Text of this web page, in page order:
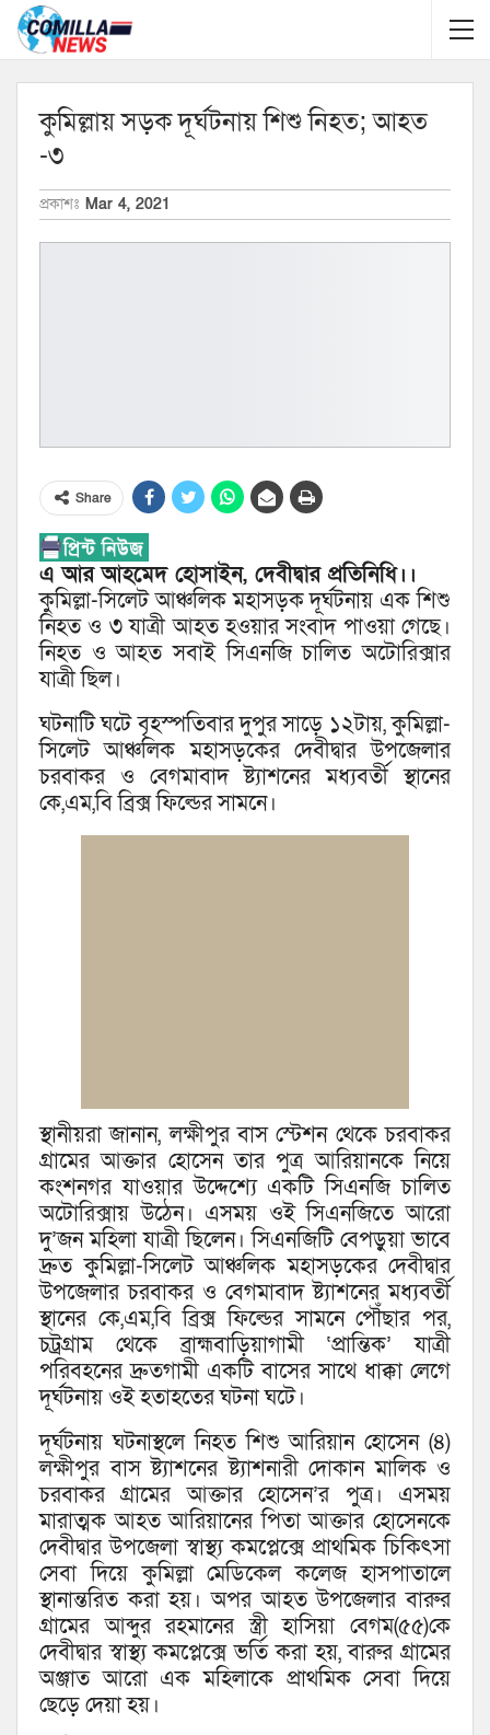
কুমিল্লায় সড়ক দূর্ঘটনায় শিশু নিহত; আহত
-৩
প্রকাশঃ Mar 4, 2021
Share
এ আর আহমেদ হোসাইন, দেবীদ্বার প্রতিনিধি।।
কুমিল্লা-সিলেট আঞ্চলিক মহাসড়ক দূর্ঘটনায় এক শিশু
নিহত ও ৩ যাত্রী আহত হওয়ার সংবাদ পাওয়া গেছে।
নিহত ও আহত সবাই সিএনজি চালিত অটোরিক্সার
যাত্রী ছিল।
ঘটনাটি ঘটে বৃহস্পতিবার দুপুর সাড়ে ১২টায়, কুমিল্লা-
সিলেট আঞ্চলিক মহাসড়কের দেবীদ্বার উপজেলার
চরবাকর ও বেগমাবাদ ষ্ট্যাশনের মধ্যবর্তী স্থানের
কে,এম,বি ব্রিক্স ফিল্ডের সামনে।
স্থানীয়রা জানান, লক্ষীপুর বাস স্টেশন থেকে চরবাকর
গ্রামের আক্তার হোসেন তার পুত্র আরিয়ানকে নিয়ে
কংশনগর যাওয়ার উদ্দেশ্যে একটি সিএনজি চালিত
অটোরিক্সায় উঠেন। এসময় ওই সিএনজিতে আরো
দু’জন মহিলা যাত্রী ছিলেন। সিএনজিটি বেপড়ুয়া ভাবে
দ্রুত কুমিল্লা-সিলেট আঞ্চলিক মহাসড়কের দেবীদ্বার
উপজেলার চরবাকর ও বেগমাবাদ ষ্ট্যাশনের মধ্যবর্তী
স্থানের কে,এম,বি ব্রিক্স ফিল্ডের সামনে পৌঁছার পর,
চট্রগ্রাম থেকে ব্রাহ্মবাড়িয়াগামী ‘প্রান্তিক’ যাত্রী
পরিবহনের দ্রুতগামী একটি বাসের সাথে ধাক্কা লেগে
দূর্ঘটনায় ওই হতাহতের ঘটনা ঘটে।
দূর্ঘটনায় ঘটনাস্থলে নিহত শিশু আরিয়ান হোসেন (৪)
লক্ষীপুর বাস ষ্ট্যাশনের ষ্ট্যাশনারী দোকান মালিক ও
চরবাকর গ্রামের আক্তার হোসেন’র পুত্র। এসময়
মারাত্মক আহত আরিয়ানের পিতা আক্তার হোসেনকে
দেবীদ্বার উপজেলা স্বাস্থ্য কমপ্লেক্সে প্রাথমিক চিকিৎসা
সেবা দিয়ে কুমিল্লা মেডিকেল কলেজ হাসপাতালে
স্থানান্তরিত করা হয়। অপর আহত উপজেলার বারুর
গ্রামের আব্দুর রহমানের স্ত্রী হাসিয়া বেগম(৫৫)কে
দেবীদ্বার স্বাস্থ্য কমপ্লেক্সে ভর্তি করা হয়, বারুর গ্রামের
অঞ্জাত আরো এক মহিলাকে প্রাথমিক সেবা দিয়ে
ছেড়ে দেয়া হয়।